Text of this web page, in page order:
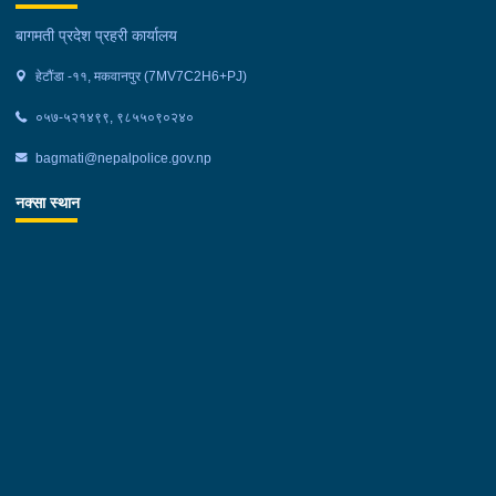
बागमती प्रदेश प्रहरी कार्यालय
हेटौंडा -११, मकवानपुर (7MV7C2H6+PJ)
०५७-५२१४९९, ९८५५०९०२४०
bagmati@nepalpolice.gov.np
नक्सा स्थान